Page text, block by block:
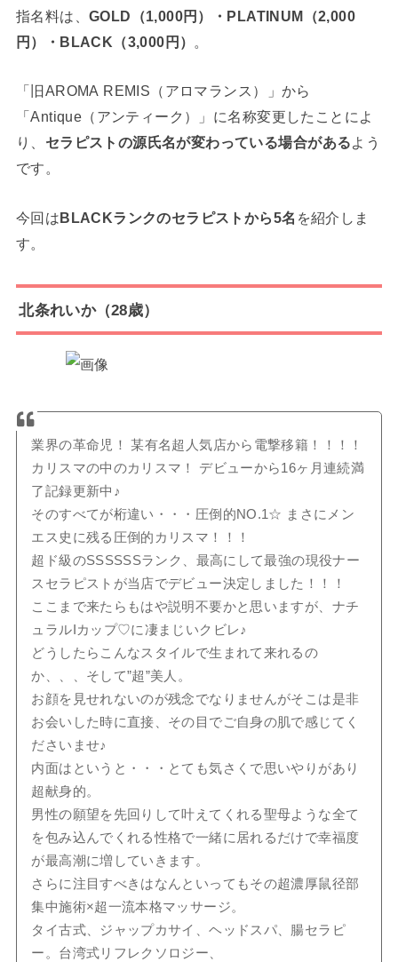
指名料は、 GOLD（1,000円）・PLATINUM（2,000
円）・BLACK（3,000円） 。
「旧AROMA REMIS（アロマランス）」から
「Antique（アンティーク）」に名称変更したことによ
り、 セラピストの源氏名が変わっている場合があるよう
です。
今回はBLACKランクのセラピストから5名 を紹介しま
す。
北条れいか（28歳）
業界の革命児！ 某有名超人気店から電撃移籍！！！！
カリスマの中のカリスマ！ デビューから16ヶ月連続満
了記録更新中♪
そのすべてが桁違い・・・圧倒的NO.1☆ まさにメン
エス史に残る圧倒的カリスマ！！！
超ド級のSSSSSSランク、最高にして最強の現役ナー
スセラピストが当店でデビュー決定しました！！！
ここまで来たらもはや説明不要かと思いますが、ナチ
ュラルIカップ♡に凄まじいクビレ♪
どうしたらこんなスタイルで生まれて来れるの
か、、、そして”超”美人。
お顔を見せれないのが残念でなりませんがそこは是非
お会いした時に直接、その目でご自身の肌で感じてく
ださいませ♪
内面はというと・・・とても気さくで思いやりがあり
超献身的。
男性の願望を先回りして叶えてくれる聖母ような全て
を包み込んでくれる性格で一緒に居れるだけで幸福度
が最高潮に増していきます。
さらに注目すべきはなんといってもその超濃厚鼠径部
集中施術×超一流本格マッサージ。
タイ古式、ジャップカサイ、ヘッドスパ、腸セラピ
ー。台湾式リフレクソロジー、